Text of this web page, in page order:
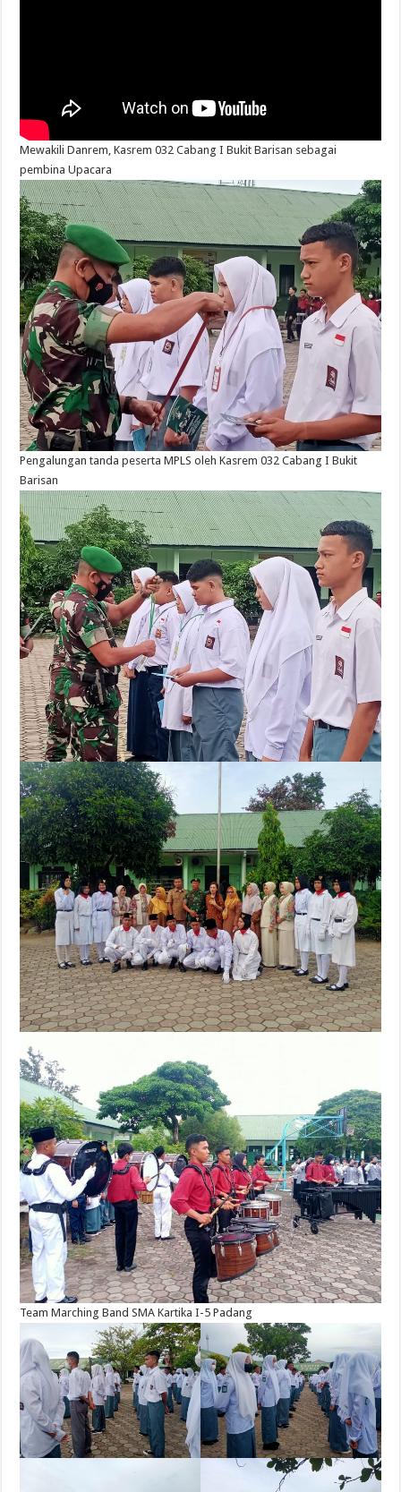
Mewakili Danrem, Kasrem 032 Cabang I Bukit Barisan sebagai
pembina Upacara
Pengalungan tanda peserta MPLS oleh Kasrem 032 Cabang I Bukit
Barisan
Team Marching Band SMA Kartika I-5 Padang